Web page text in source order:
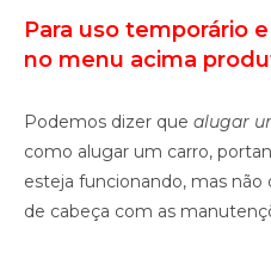
Para uso temporário
no menu acima
Podemos dizer que alugar
como alugar um carro,
esteja funcionando, mas
de cabeça com as